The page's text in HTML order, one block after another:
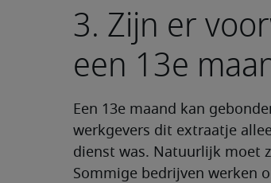
3. Zijn er
een 13e
Een 13e maand kan
werkgevers dit extraatje
dienst was. Natuurlijk moet
Sommige bedrijven werken